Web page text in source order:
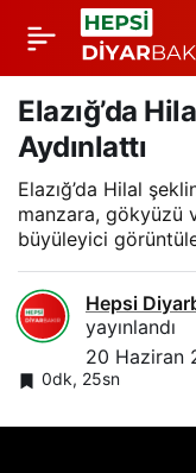
Elazığ’da
Aydınlattı
Elazığ’da Hilal
manzara, gökyüzü
büyüleyici
Hepsi
yayınlandı
20 Haziran
0dk, 25sn
Dalton’un Piknik
Alanındaki Kızıl
Tilkiyle Gördüğü